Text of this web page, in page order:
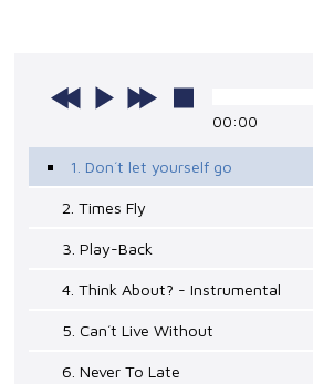
00:00
1. Don´t let yourself go
2. Times Fly
3. Play-Back
4. Think About? - Instrumental
5. Can´t Live Without
6. Never To Late